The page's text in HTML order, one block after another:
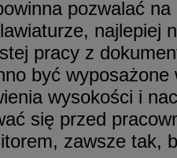
pozwalać
najlepiej
pracy z
być
wysokości i
się przed
zawsze tak,